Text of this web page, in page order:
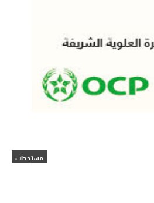
مستجدات